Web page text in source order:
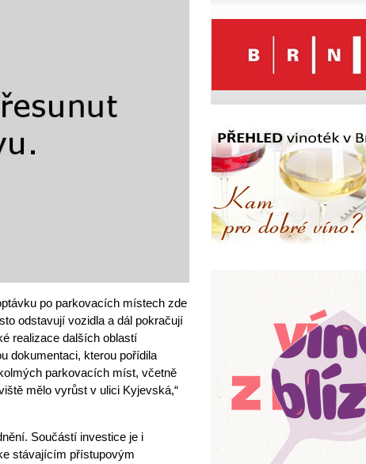
po parkovacích místech zde
odstavují vozidla a dál pokračují
realizace dalších oblastí
dokumentaci, kterou pořídila
parkovacích míst, včetně
mělo vyrůst v ulici Kyjevská,“
Součástí investice je i
stávajícím přístupovým